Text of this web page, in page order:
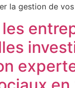
la gestion de vos
les